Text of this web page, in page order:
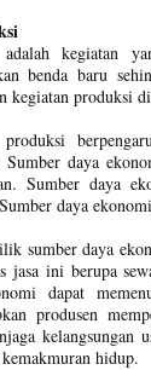
adalah kegiatan
benda baru
kegiatan produksi
Sumber daya
Sumber daya
daya
sumber daya
jasa ini berupa
dapat
produsen
kelangsungan
hidup.